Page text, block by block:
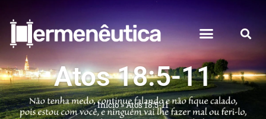
Atos 18:5-11
Início»Atos 18:5-11